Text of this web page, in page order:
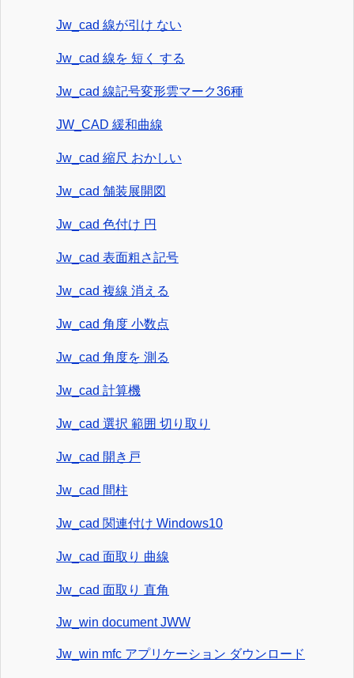
Jw_cad 線が引け ない
Jw_cad 線を 短く する
Jw_cad 線記号変形雲マーク36種
JW_CAD 緩和曲線
Jw_cad 縮尺 おかしい
Jw_cad 舗装展開図
Jw_cad 色付け 円
Jw_cad 表面粗さ記号
Jw_cad 複線 消える
Jw_cad 角度 小数点
Jw_cad 角度を 測る
Jw_cad 計算機
Jw_cad 選択 範囲 切り取り
Jw_cad 開き戸
Jw_cad 間柱
Jw_cad 関連付け Windows10
Jw_cad 面取り 曲線
Jw_cad 面取り 直角
Jw_win document JWW
Jw_win mfc アプリケーション ダウンロード